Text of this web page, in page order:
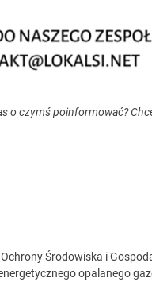
o czymś poinformować?
Środowiska i
opalanego